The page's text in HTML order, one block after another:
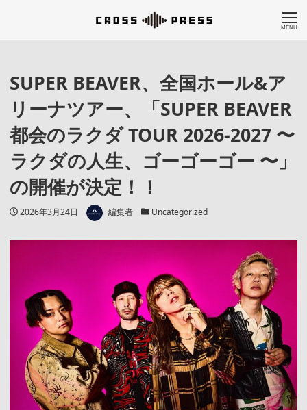
MENU
SUPER BEAVER、全国ホール&ア
リーナツアー、「SUPER BEAVER
都会のラクダ TOUR 2026-2027 〜
ラクダの人生、ゴーゴーゴー 〜」
の開催が決定！！
投稿日
2026年3月24日 著者 編集者 カテゴリー
Uncategorized